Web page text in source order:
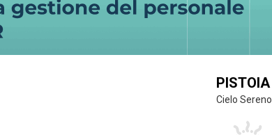
PISTOIA
Cielo Sereno